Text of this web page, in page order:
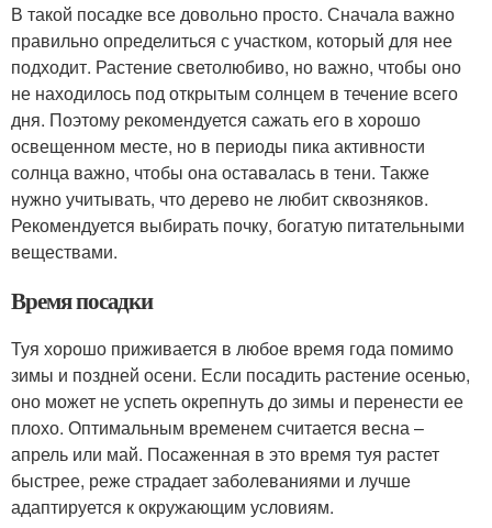
В такой посадке все довольно просто. Сначала важно
правильно определиться с участком, который для нее
подходит. Растение светолюбиво, но важно, чтобы оно
не находилось под открытым солнцем в течение всего
дня. Поэтому рекомендуется сажать его в хорошо
освещенном месте, но в периоды пика активности
солнца важно, чтобы она оставалась в тени. Также
нужно учитывать, что дерево не любит сквозняков.
Рекомендуется выбирать почку, богатую питательными
веществами.
Время посадки
Туя хорошо приживается в любое время года помимо
зимы и поздней осени. Если посадить растение осенью,
оно может не успеть окрепнуть до зимы и перенести ее
плохо. Оптимальным временем считается весна –
апрель или май. Посаженная в это время туя растет
быстрее, реже страдает заболеваниями и лучше
адаптируется к окружающим условиям.